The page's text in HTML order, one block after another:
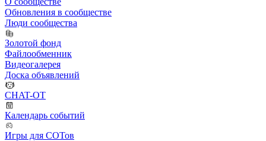
Обновления в сообществе
Люди сообщества
Золотой фонд
Файлообменник
Видеогалерея
Доска объявлений
CHAT-OT
Календарь событий
Игры для СОТов